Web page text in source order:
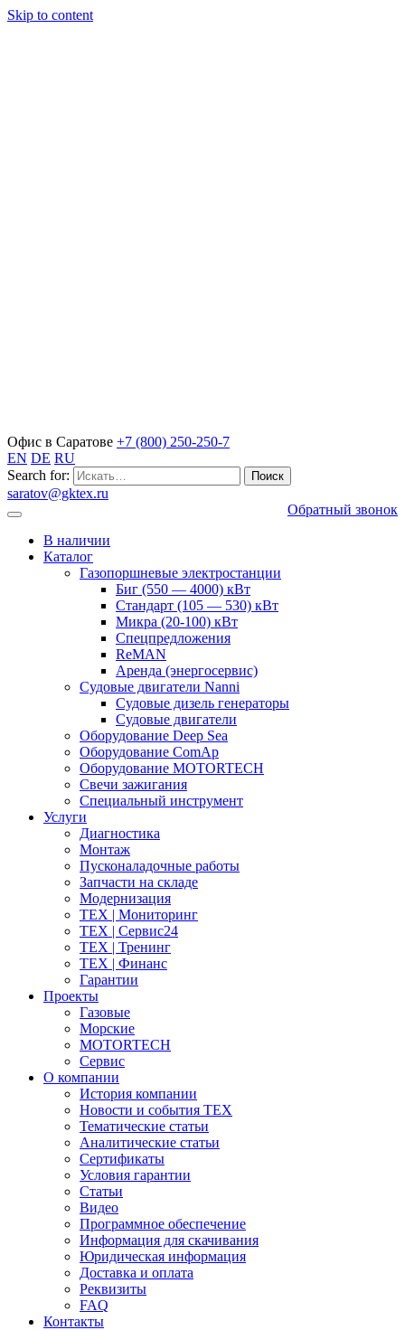
Skip to content
Офис в Саратове +7 (800) 250-250-7
EN DE RU
Search for:
saratov@gktex.ru
Обратный звонок
В наличии
Каталог
Газопоршневые электростанции
Биг (550 — 4000) кВт
Стандарт (105 — 530) кВт
Микра (20-100) кВт
Спецпредложения
ReMAN
Аренда (энергосервис)
Судовые двигатели Nanni
Судовые дизель генераторы
Судовые двигатели
Оборудование Deep Sea
Оборудование ComAp
Оборудование MOTORTECH
Свечи зажигания
Специальный инструмент
Услуги
Диагностика
Монтаж
Пусконаладочные работы
Запчасти на складе
Модернизация
ТЕХ | Мониторинг
ТЕХ | Сервис24
ТЕХ | Тренинг
ТЕХ | Финанс
Гарантии
Проекты
Газовые
Морские
MOTORTECH
Сервис
О компании
История компании
Новости и события ТЕХ
Тематические статьи
Аналитические статьи
Сертификаты
Условия гарантии
Статьи
Видео
Программное обеспечение
Информация для скачивания
Юридическая информация
Доставка и оплата
Реквизиты
FAQ
Контакты